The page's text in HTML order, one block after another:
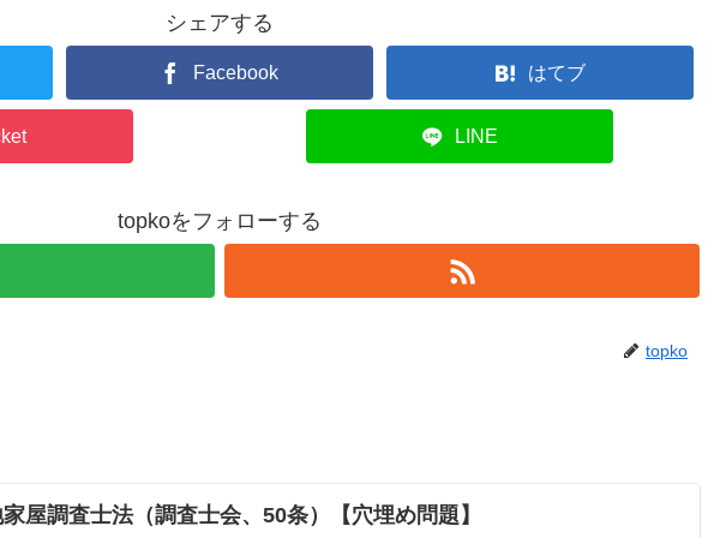
シェアする
Facebook はてブ
LINE
topkoをフォローする
topko
家屋調査士法（調査士会、50条）【穴埋め問題】